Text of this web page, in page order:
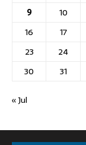
9
10
16
17
23
24
30
31
« Jul